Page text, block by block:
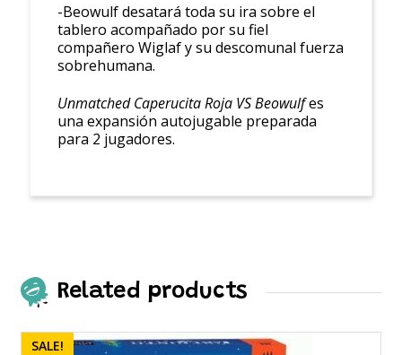
-Beowulf desatará toda su ira sobre el
tablero acompañado por su fiel
compañero Wiglaf y su descomunal fuerza
sobrehumana.
Unmatched Caperucita Roja VS Beowulfes
una expansión autojugable preparada
para 2 jugadores.
Related products
SALE!